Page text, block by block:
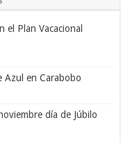
el Plan Vacacional
Azul en Carabobo
día de Júbilo